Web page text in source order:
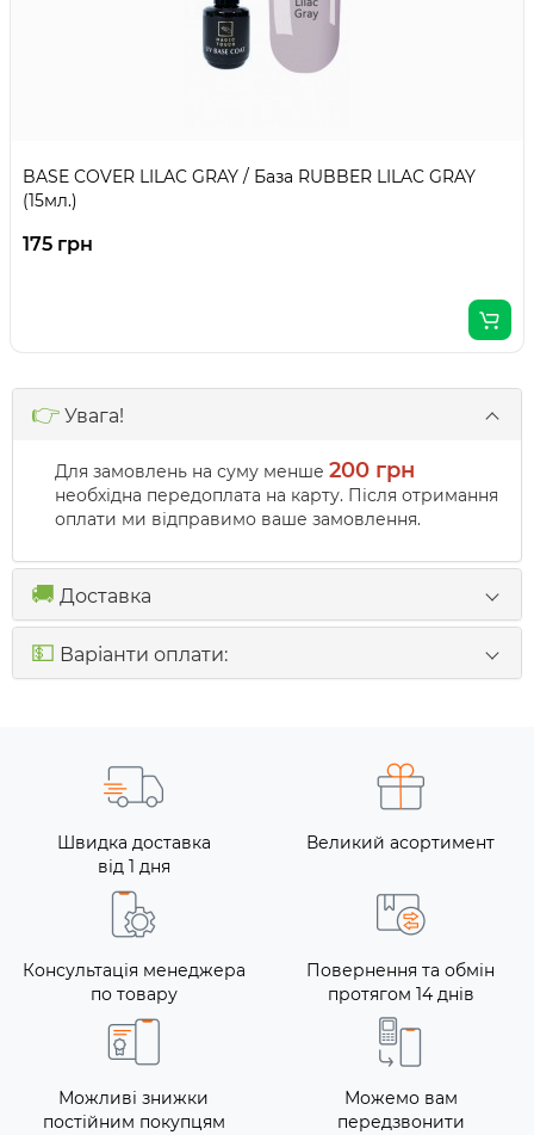
BASE COVER LILAC GRAY / База RUBBER LILAC GRAY
(15мл.)
175 грн
👉 Увага!
Для замовлень на суму менше 200 грн
необхідна передоплата на карту. Після отримання
оплати ми відправимо ваше замовлення.
🚚 Доставка
💵 Варіанти оплати:
Швидка доставка
від 1 дня
Великий асортимент
Консультація менеджера
по товару
Повернення та обмін
протягом 14 днів
Можливі знижки
постійним покупцям
Можемо вам
передзвонити